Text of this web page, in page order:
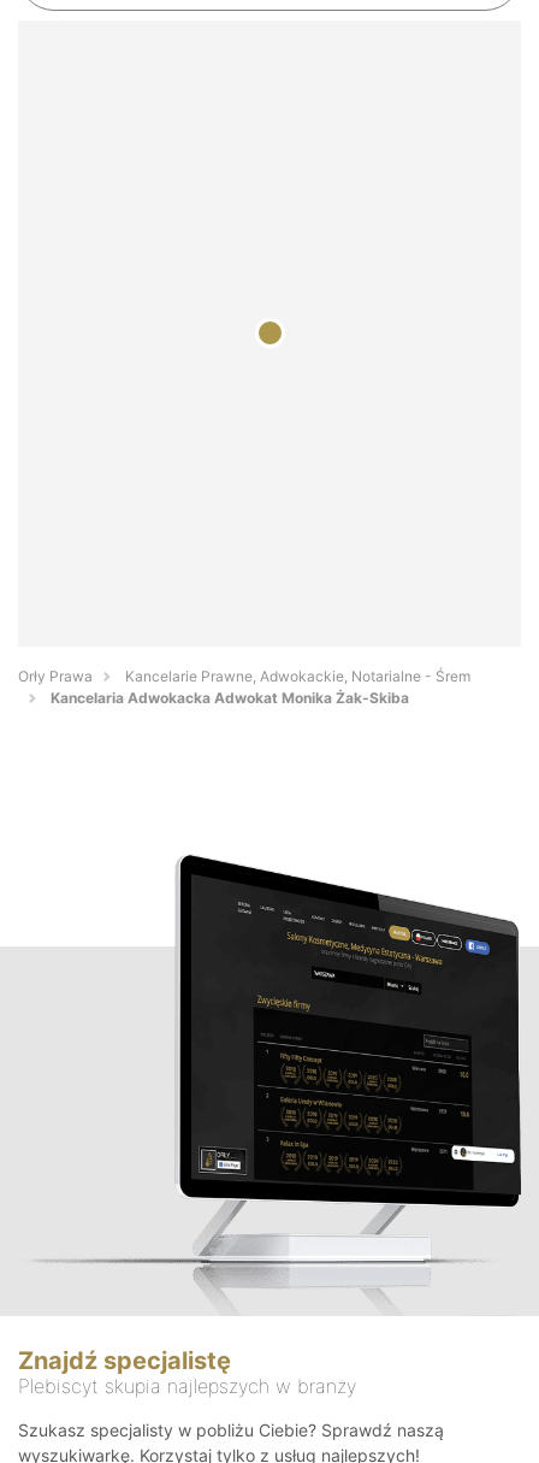
Orły Prawa
Kancelarie Prawne, Adwokackie, Notarialne - Śrem
Kancelaria Adwokacka Adwokat Monika Żak-Skiba
Znajdź specjalistę
Plebiscyt skupia najlepszych w branży
Szukasz specjalisty w pobliżu Ciebie? Sprawdź naszą
wyszukiwarkę. Korzystaj tylko z usług najlepszych!